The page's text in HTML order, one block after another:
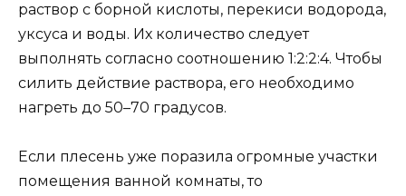
раствор с борной кислоты, перекиси водорода,
уксуса и воды. Их количество следует
выполнять согласно соотношению 1:2:2:4. Чтобы
силить действие раствора, его необходимо
нагреть до 50–70 градусов.
Если плесень уже поразила огромные участки
помещения ванной комнаты, то